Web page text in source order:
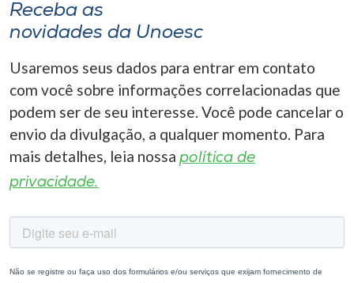
Receba as
novidades da Unoesc
Usaremos seus dados para entrar em contato
com você sobre informações correlacionadas que
podem ser de seu interesse. Você pode cancelar o
envio da divulgação, a qualquer momento. Para
mais detalhes, leia nossa política de
privacidade.